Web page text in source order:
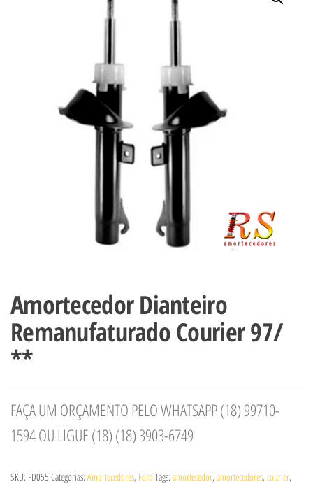
Amortecedor Dianteiro
Remanufaturado Courier 97/
**
FAÇA UM ORÇAMENTO PELO WHATSAPP (18) 99710-
1594 OU LIGUE (18) (18) 3903-6749
SKU: FD055 Categorias: Amortecedores, FordTags: amortecedor, amortecedores, courier,